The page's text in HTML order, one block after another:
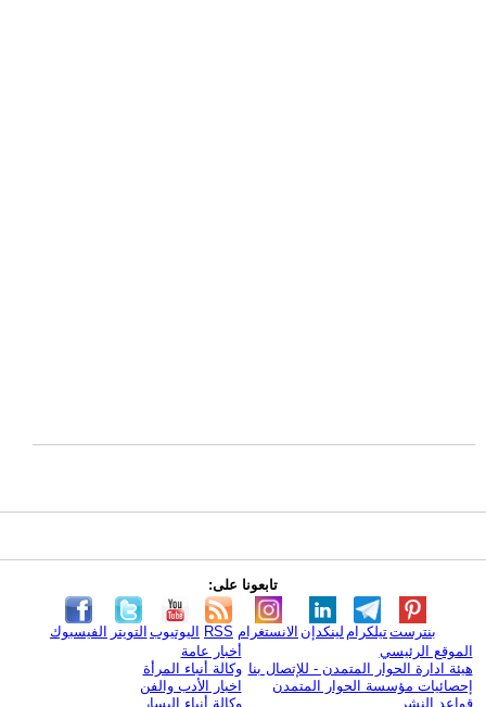
تابعونا على:
الفيسبوك التويتر اليوتيوب RSS الانستغرام لينكدإن تيلكرامبنترست
الموقع الرئيسي
هيئة ادارة الحوار المتمدن - للإتصال بنا
إحصائيات مؤسسة الحوار المتمدن
قواعد النشر
أخبار عامة
وكالة أنباء المرأة
اخبار الأدب والفن
وكالة أنباء اليسار